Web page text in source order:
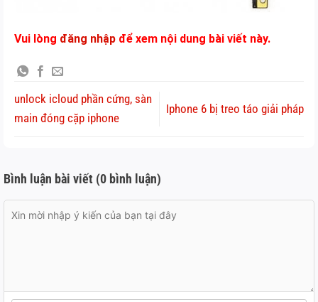
Vui lòng đăng nhập để xem nội dung bài viết này.
unlock icloud phần cứng, sàn
main đóng cặp iphone
Iphone 6 bị treo táo giải pháp
Bình luận bài viết (0 bình luận)